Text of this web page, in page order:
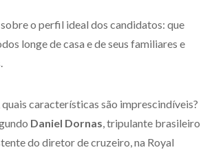
o perfil ideal dos candidatos: que
longe de casa e de seus familiares e
características são imprescindíveis?
Daniel Dornas, tripulante brasileiro
do diretor de cruzeiro, na Royal